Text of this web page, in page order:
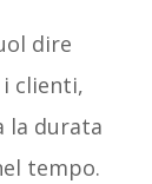
dire
clienti,
la durata
tempo.